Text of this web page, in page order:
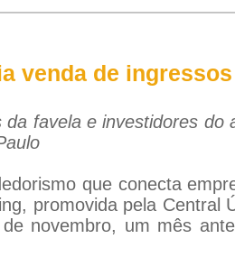
venda de ingressos
favela e investidores
que conecta
promovida pela Central
novembro, um mês